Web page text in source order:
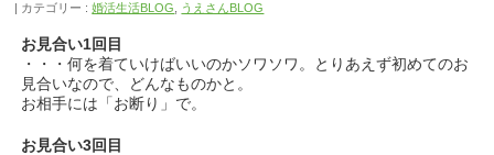
カテゴリー :婚活生活BLOG うえさんBLOG
お見合い1回目
・・・何を着ていけばいいのかソワソワ。とりあえず初めてのお
見合いなので、どんなものかと。
お相手には「お断り」で。
お見合い3回目